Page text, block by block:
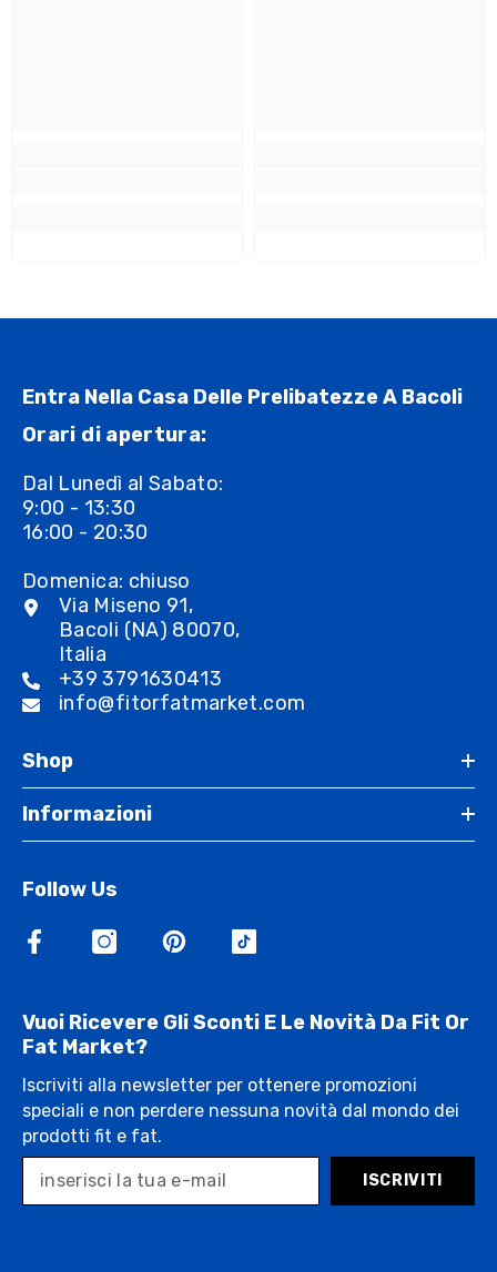
Entra Nella Casa Delle Prelibatezze A Bacoli
Orari di apertura:
Dal Lunedì al Sabato:
9:00 - 13:30
16:00 - 20:30
Domenica: chiuso
Via Miseno 91,
Bacoli (NA) 80070,
Italia
+39 3791630413
info@fitorfatmarket.com
Shop
Informazioni
Follow Us
Vuoi Ricevere Gli Sconti E Le Novità Da Fit Or
Fat Market?
Iscriviti alla newsletter per ottenere promozioni
speciali e non perdere nessuna novità dal mondo dei
prodotti fit e fat.
ISCRIVITI